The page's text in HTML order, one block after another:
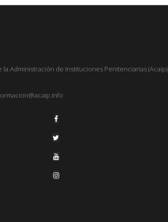
la Administración de Instituciones Penitenciarias